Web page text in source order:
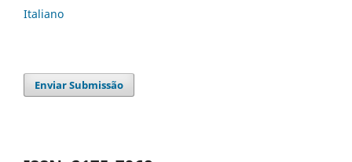
Italiano
Enviar Submissão